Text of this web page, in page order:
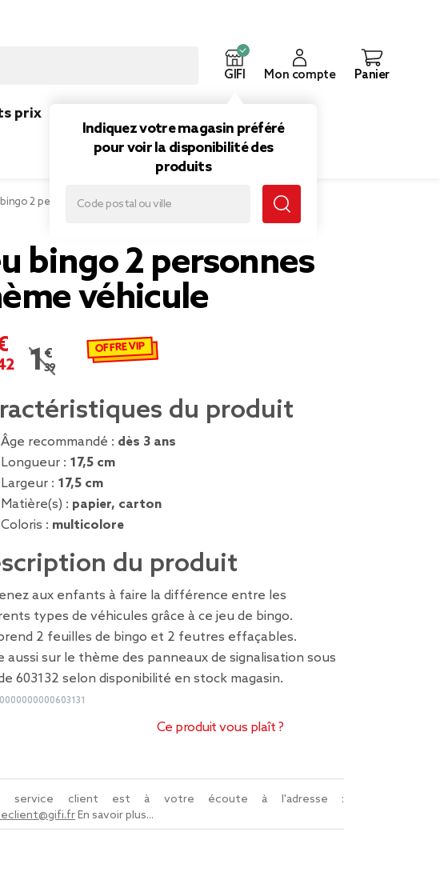
GIFI
Indiquez votre magasin préféré
pour voir la disponibilité des
produits
Mon compte Panier
prix
bingo 2 personnes thème véhicule
bingo 2 personnes
véhicule
Prix remisé de 1,39 € à 0,42 €
1,39 €
OFFRE VIP
du produit
Âge recommandé : dès 3 ans
Longueur : 17,5 cm
Largeur : 17,5 cm
Matière(s) : papier, carton
Coloris : multicolore
du produit
aux enfants à faire la différence entre les
types de véhicules grâce à ce jeu de bingo.
2 feuilles de bingo et 2 feutres effaçables.
aussi sur le thème des panneaux de signalisation sous
603132 selon disponibilité en stock magasin.
Ce produit vous plaît ?
service client est à votre écoute à l'adresse :
En savoir plus...